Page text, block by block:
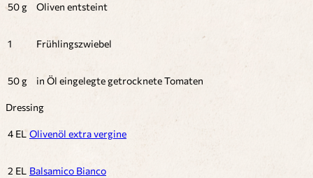
50 g Oliven entsteint
1 Frühlingszwiebel
50 g in Öl eingelegte getrocknete Tomaten
Dressing
4 EL Olivenöl extra vergine
2 EL Balsamico Bianco